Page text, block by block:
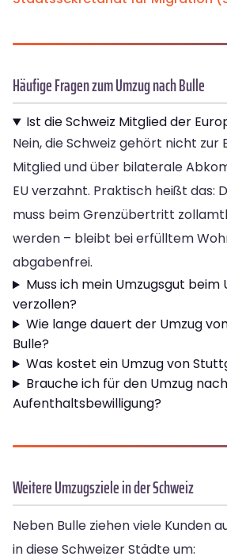
Häufige Fragen zum Umzug nach Bulle
Ist die Schweiz Mitglied der
Nein, die Schweiz gehört nicht zur
Mitglied und über bilaterale
EU verzahnt. Praktisch heißt das:
muss beim Grenzübertritt
werden – bleibt bei erfülltem
abgabenfrei.
Muss ich mein Umzugsgut beim
verzollen?
Wie lange dauert der Umzug
Bulle?
Was kostet ein Umzug von
Brauche ich für den Umzug
Aufenthaltsbewilligung?
Weitere Umzugsziele in der Schweiz
Neben Bulle ziehen viele Kunden
in diese Schweizer Städte um: